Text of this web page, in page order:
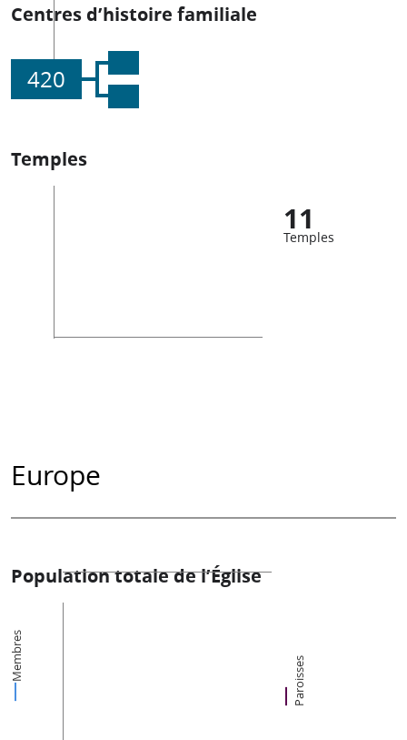
Centres d’histoire familiale
420
Temples
11
Temples
Europe
Population totale de l’Église
Membres Paroisses